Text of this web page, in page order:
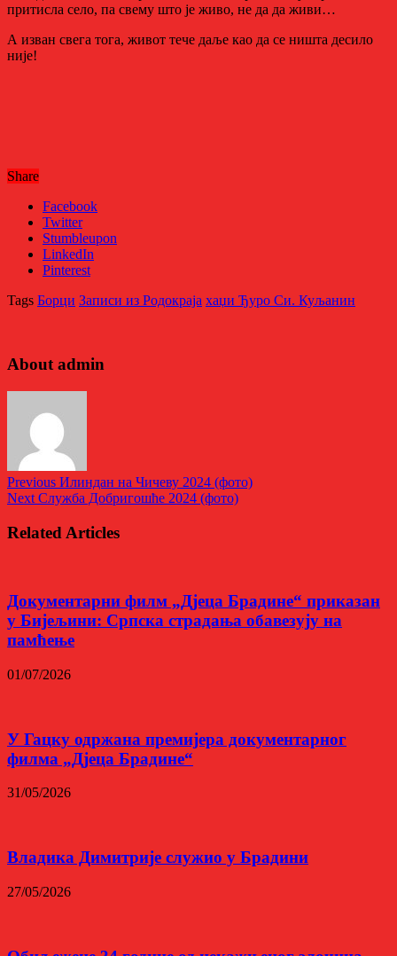
притисла село, па свему што је живо, не да да живи…
А изван свега тога, живот тече даље као да се ништа десило
није!
Share
Facebook
Twitter
Stumbleupon
LinkedIn
Pinterest
Tags Борци Записи из Родoкраја хаџи Ђуро Си. Куљанин
About admin
Previous Илиндан на Чичеву 2024 (фото)
Next Служба Добригошћe 2024 (фото)
Related Articles
Документарни филм „Дјеца Брадине“ приказан
у Бијељини: Српска страдања обавезују на
памћење
01/07/2026
У Гацку одржана премијера документарног
филма „Дјеца Брадине“
31/05/2026
Владика Димитрије служио у Брадини
27/05/2026